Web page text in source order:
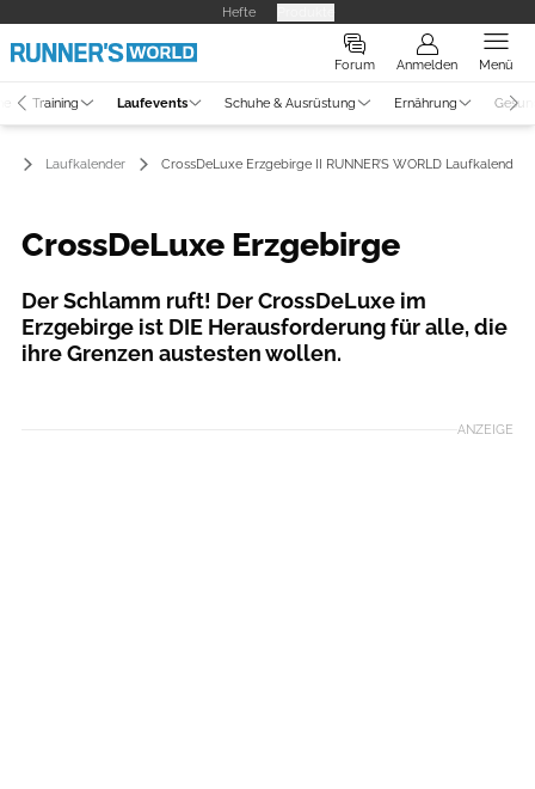
Hefte
Forum Anmelden Menü
Training Laufevents Schuhe & Ausrüstung Ernährung
Laufkalender CrossDeLuxe Erzgebirge II RUNNER’S WORLD Laufkalender
CrossDeLuxe Erzgebirge
Der Schlamm ruft! Der CrossDeLuxe im
Erzgebirge ist DIE Herausforderung für alle, die
ihre Grenzen austesten wollen.
ANZEIGE